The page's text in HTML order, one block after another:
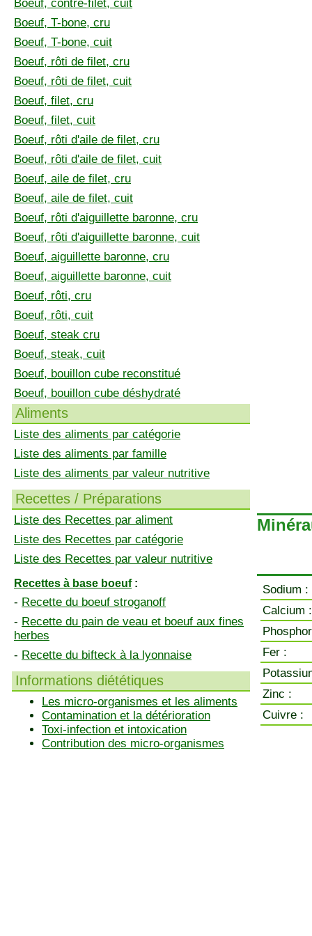
Boeuf, contre-filet, cuit
Boeuf, T-bone, cru
Boeuf, T-bone, cuit
Boeuf, rôti de filet, cru
Boeuf, rôti de filet, cuit
Boeuf, filet, cru
Boeuf, filet, cuit
Boeuf, rôti d'aile de filet, cru
Boeuf, rôti d'aile de filet, cuit
Boeuf, aile de filet, cru
Boeuf, aile de filet, cuit
Boeuf, rôti d'aiguillette baronne, cru
Boeuf, rôti d'aiguillette baronne, cuit
Boeuf, aiguillette baronne, cru
Boeuf, aiguillette baronne, cuit
Boeuf, rôti, cru
Boeuf, rôti, cuit
Boeuf, steak cru
Boeuf, steak, cuit
Boeuf, bouillon cube reconstitué
Boeuf, bouillon cube déshydraté
Aliments
Liste des aliments par catégorie
Liste des aliments par famille
Liste des aliments par valeur nutritive
Recettes / Préparations
Liste des Recettes par aliment
Liste des Recettes par catégorie
Liste des Recettes par valeur nutritive
Recettes à base boeuf:
- Recette du boeuf stroganoff
- Recette du pain de veau et boeuf aux fines
herbes
- Recette du bifteck à la lyonnaise
Informations diététiques
Les micro-organismes et les aliments
Contamination et la détérioration
Toxi-infection et intoxication
Contribution des micro-organismes
Sodium :
Calcium :
Fer :
Zinc :
Cuivre :